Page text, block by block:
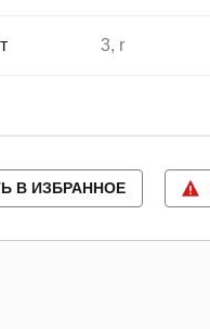
3, r
В ИЗБРАННОЕ